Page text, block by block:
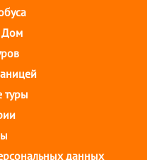
Дом
туры
данных